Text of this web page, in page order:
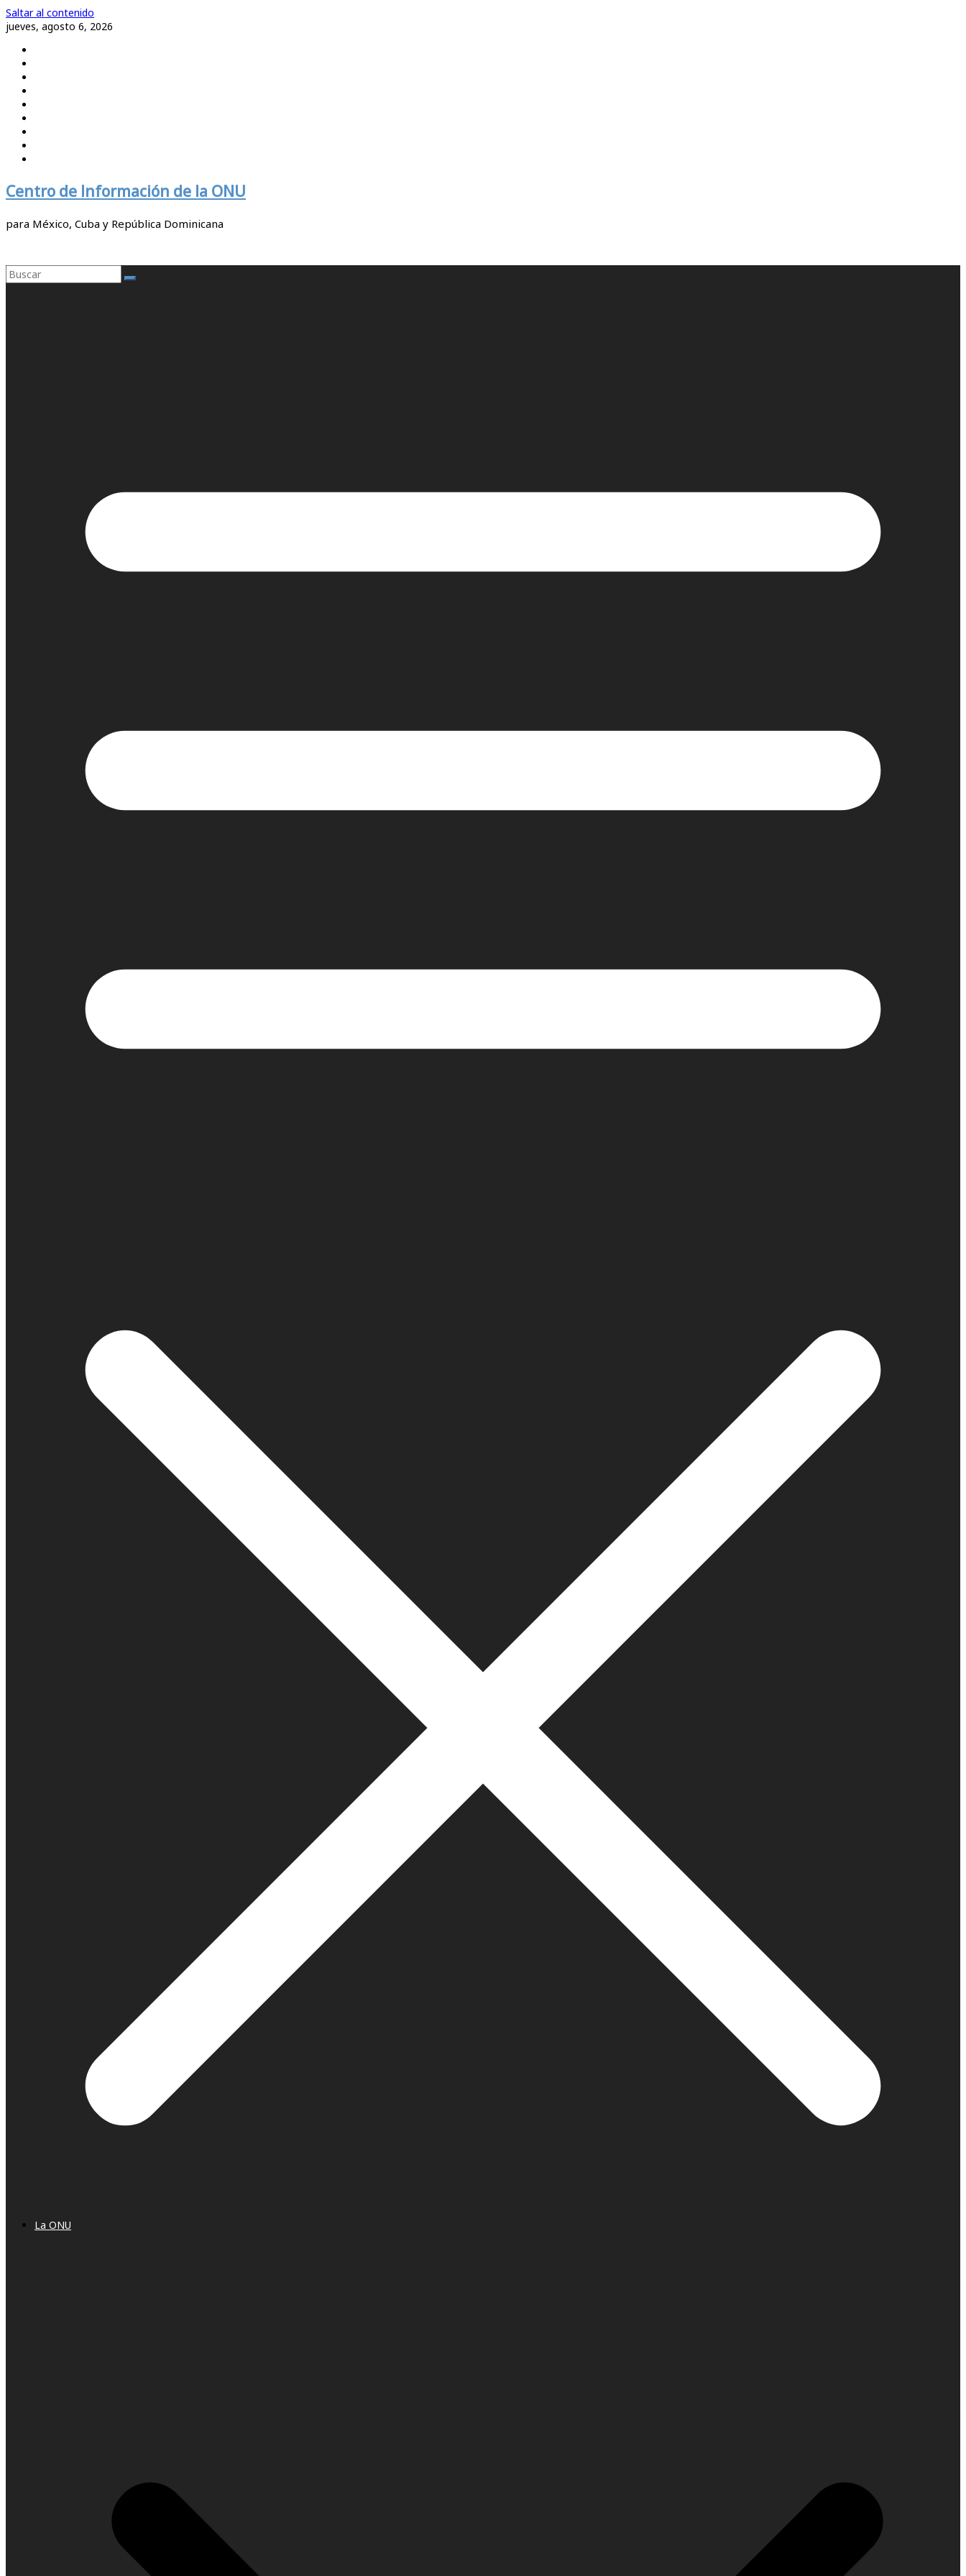
Saltar al contenido
jueves, agosto 6, 2026
Centro de Información de la ONU
para México, Cuba y República Dominicana
La ONU